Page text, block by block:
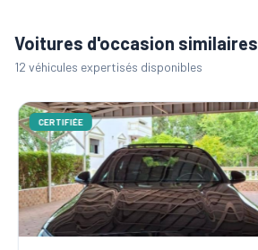
Voitures d'occasion similaires
12 véhicules expertisés disponibles
CERTIFIÉE